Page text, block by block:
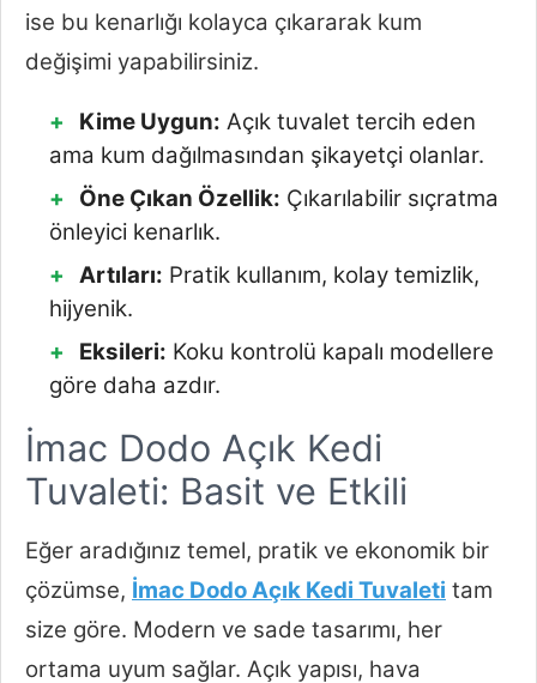
ise bu kenarlığı kolayca çıkararak kum
değişimi yapabilirsiniz.
Kime Uygun: Açık tuvalet tercih eden
ama kum dağılmasından şikayetçi olanlar.
Öne Çıkan Özellik: Çıkarılabilir sıçratma
önleyici kenarlık.
Artıları: Pratik kullanım, kolay temizlik,
hijyenik.
Eksileri: Koku kontrolü kapalı modellere
göre daha azdır.
İmac Dodo Açık Kedi
Tuvaleti: Basit ve Etkili
Eğer aradığınız temel, pratik ve ekonomik bir
çözümse, İmac Dodo Açık Kedi Tuvaleti tam
size göre. Modern ve sade tasarımı, her
ortama uyum sağlar. Açık yapısı, hava